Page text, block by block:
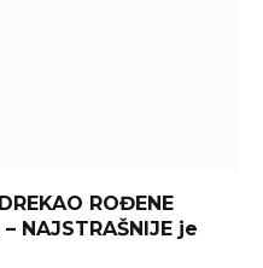
ROĐENE
NAJSTRAŠNIJE je